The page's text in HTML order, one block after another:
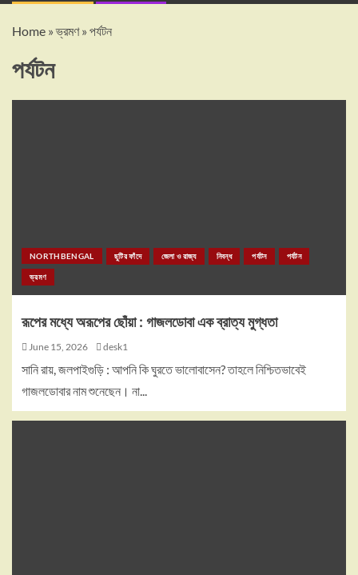
Home »ভ্রমণ» পর্যটন
পর্যটন
NORTHBENGAL ছুটির ফাঁদে জেলা ও রাজ্য নিবন্ধ পর্যটন পর্যটন
ভ্রমণ
রূপের মধ্যে অরূপের ছোঁয়া : গাজলডোবা এক ব্রাত্য মুগ্ধতা
June 15, 2026 desk1
সানি রায়, জলপাইগুড়ি : আপনি কি ঘুরতে ভালোবাসেন? তাহলে নিশ্চিতভাবেই
গাজলডোবার নাম শুনেছেন। না...